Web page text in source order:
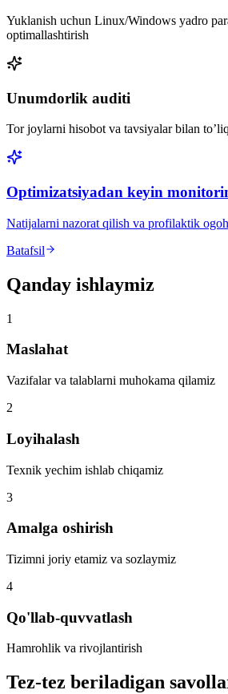
Yuklanish uchun Linux/Windows yadro
optimallashtirish
Unumdorlik auditi
Tor joylarni hisobot va tavsiyalar bilan
Optimizatsiyadan keyin
Natijalarni nazorat qilish va profilaktik
Batafsil
Qanday ishlaymiz
1
Maslahat
Vazifalar va talablarni muhokama qilamiz
2
Loyihalash
Texnik yechim ishlab chiqamiz
3
Amalga oshirish
Tizimni joriy etamiz va sozlaymiz
4
Qo'llab-quvvatlash
Hamrohlik va rivojlantirish
Tez-tez beriladigan